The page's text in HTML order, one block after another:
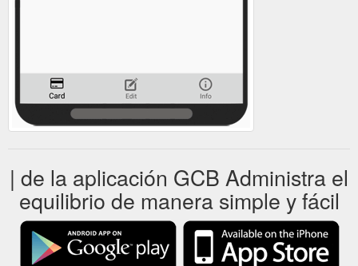
| de la aplicación GCB Administra el
equilibrio de manera simple y fácil